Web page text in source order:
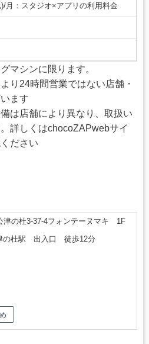
月：スタジオ×アプリの利用料金
マシンに限ります。
り24時間営業ではない店舗・
ます
は店舗により異なり、取扱い
詳しくはchocoZAPwebサイ
ださい
津の杜3-37-4フォンテーヌマキ 1F
の杜駅 出入口 徒歩12分